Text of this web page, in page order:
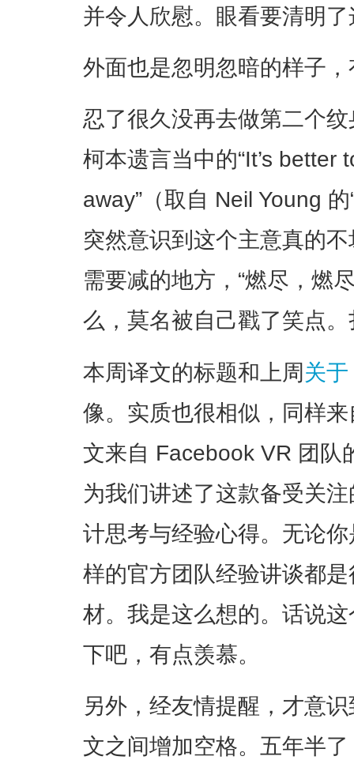
并令人欣慰。眼看要清明
外面也是忽明忽暗的样子
忍了很久没再去做第二个
柯本遗言当中的“It’s
away”（取自 Neil Young
突然意识到这个主意真的
需要减的地方，“燃尽，燃
么，莫名被自己戳了笑点
本周译文的标题和上周关
像。实质也很相似，同样
文来自 Facebook VR 团队
为我们讲述了这款备受关
计思考与经验心得。无论
样的官方团队经验讲谈都
材。我是这么想的。话说
下吧，有点羡慕。
另外，经友情提醒，才意
文之间增加空格。五年半